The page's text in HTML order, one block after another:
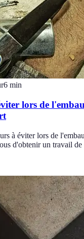
6 min
lors de
à éviter lors de
d'obtenir un travail